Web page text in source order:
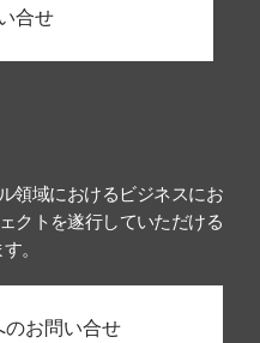
合せ
領域におけるビジネスにお
クトを遂行していただける
。
お問い合せ